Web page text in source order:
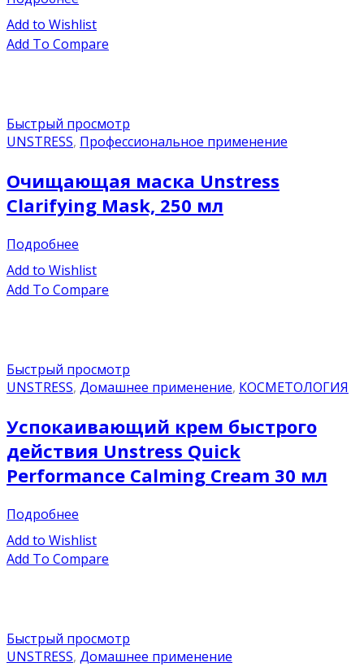
Add to Wishlist
Add To Compare
Быстрый просмотр
UNSTRESS, Профессиональное применение
Очищающая маска Unstress
Clarifying Mask, 250 мл
Подробнее
Add to Wishlist
Add To Compare
Быстрый просмотр
UNSTRESS, Домашнее применение, КОСМЕТОЛОГИЯ
Успокаивающий крем быстрого
действия Unstress Quick
Performance Calming Cream 30 мл
Подробнее
Add to Wishlist
Add To Compare
Быстрый просмотр
UNSTRESS, Домашнее применение